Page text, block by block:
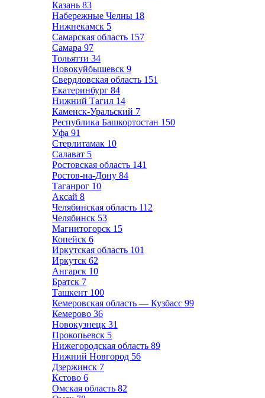
Казань 83
Набережные Челны 18
Нижнекамск 5
Самарская область 157
Самара 97
Тольятти 34
Новокуйбышевск 9
Свердловская область 151
Екатеринбург 84
Нижний Тагил 14
Каменск-Уральский 7
Республика Башкортостан 150
Уфа 91
Стерлитамак 10
Салават 5
Ростовская область 141
Ростов-на-Дону 84
Таганрог 10
Аксай 8
Челябинская область 112
Челябинск 53
Магнитогорск 15
Копейск 6
Иркутская область 101
Иркутск 62
Ангарск 10
Братск 7
Ташкент 100
Кемеровская область — Кузбасс 99
Кемерово 36
Новокузнецк 31
Прокопьевск 5
Нижегородская область 89
Нижний Новгород 56
Дзержинск 7
Кстово 6
Омская область 82